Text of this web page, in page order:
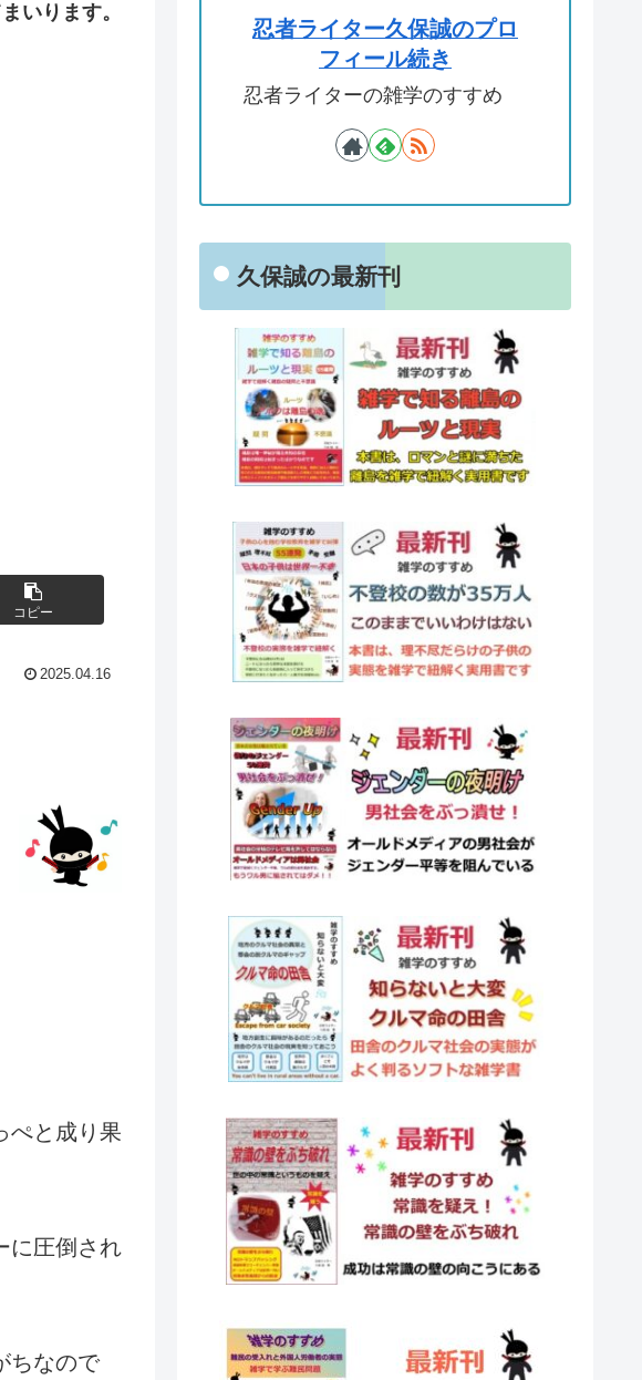
いります。
コピー
2025.04.16
ぺと成り果
に圧倒され
ちなので
忍者ライター久保誠のプロ
フィール続き
忍者ライターの雑学のすすめ
久保誠の最新刊